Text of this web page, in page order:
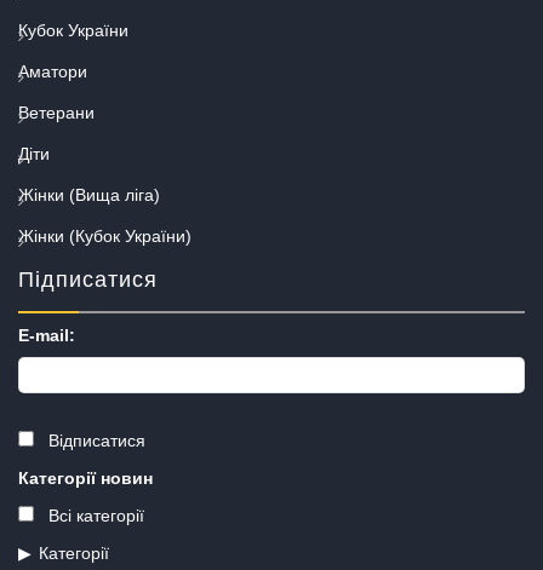
Кубок України
Аматори
Ветерани
Діти
Жінки (Вища ліга)
Жінки (Кубок України)
Підписатися
E-mail:
Відписатися
Категорії новин
Всі категорії
Категорії